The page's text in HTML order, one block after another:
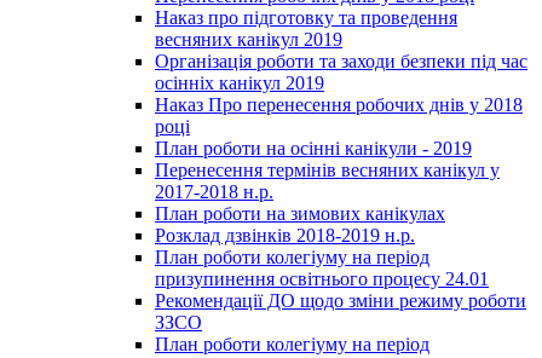
Наказ про підготовку та проведення
весняних канікул 2019
Організація роботи та заходи безпеки під час
осінніх канікул 2019
Наказ Про перенесення робочих днів у 2018
році
План роботи на осінні канікули - 2019
Перенесення термінів весняних канікул у
2017-2018 н.р.
План роботи на зимових канікулах
Розклад дзвінків 2018-2019 н.р.
План роботи колегіуму на період
призупинення освітнього процесу 24.01
Рекомендації ДО щодо зміни режиму роботи
ЗЗСО
План роботи колегіуму на період